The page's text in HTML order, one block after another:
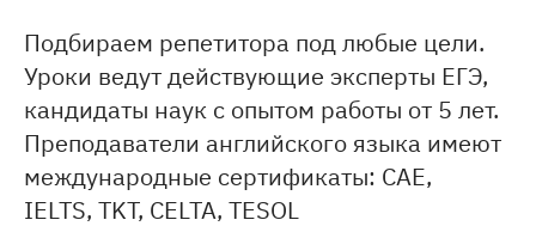
Подбираем репетитора под любые цели.
Уроки ведут действующие эксперты ЕГЭ,
кандидаты наук с опытом работы от 5 лет.
Преподаватели английского языка имеют
международные сертификаты: CAE,
IELTS, TKT, CELTA, TESOL